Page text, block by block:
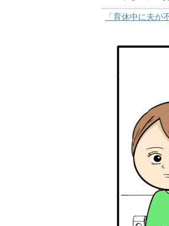
「育休中に夫が